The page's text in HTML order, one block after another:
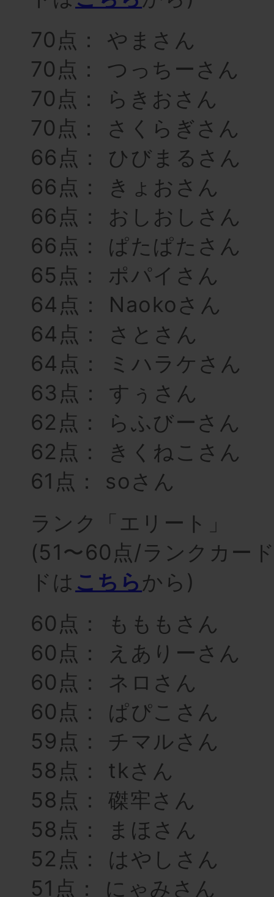
70点： やまさん
70点： つっちーさん
70点： らきおさん
70点： さくらぎさん
66点： ひびまるさん
66点： きょおさん
66点： おしおしさん
66点： ぱたぱたさん
65点： ポパイさん
64点： Naokoさん
64点： さとさん
64点： ミハラケさん
63点： すぅさん
62点： らふびーさん
62点： きくねこさん
61点： soさん
ランク「エリート」
(51〜60点/ランクカー
ドは こちらから)
60点： もももさん
60点： えありーさん
60点： ネロさん
60点： ぱぴこさん
59点： チマルさん
58点： tkさん
58点： 磔牢さん
58点： まほさん
52点： はやしさん
51点： にゃみさん